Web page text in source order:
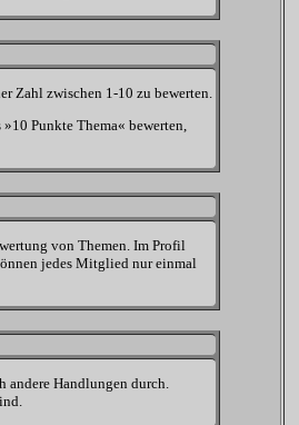
Zahl zwischen 1-10 zu bewerten.
Punkte Thema« bewerten,
von Themen. Im Profil
jedes Mitglied nur einmal
andere Handlungen durch.